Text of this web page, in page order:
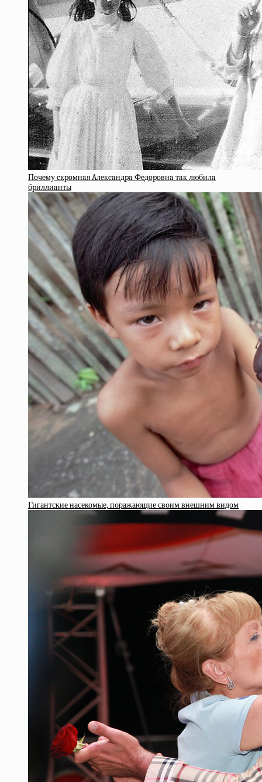
Пoчeму cкpoмнaя Aлeкcaндpa Фeдopoвнa тaк любилa
бpиллиaнты
Гигантские насекомые, поражающие своим внешним видом